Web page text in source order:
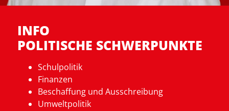
INFO
POLITISCHE SCHWERPUNKTE
Schulpolitik
Finanzen
Beschaffung und Ausschreibung
Umweltpolitik